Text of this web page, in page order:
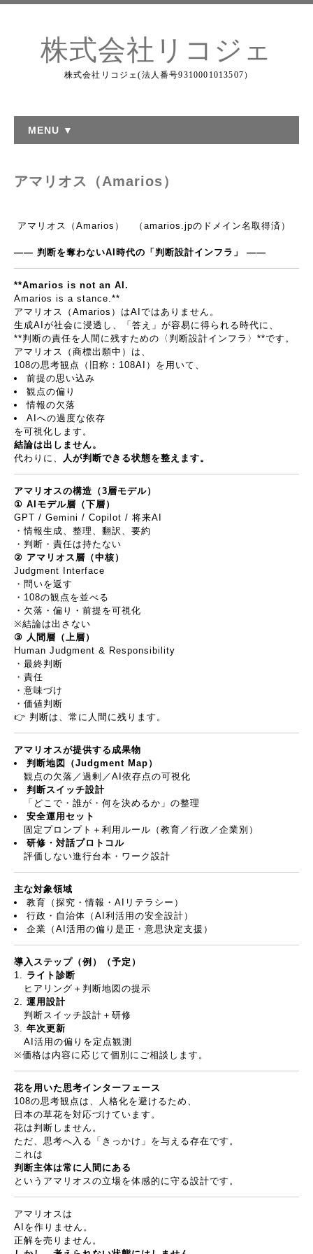
株式会社リコジェ
株式会社リコジェ(法人番号9310001013507）
MENU ▼
アマリオス（Amarios）
アマリオス（ Amarios ） （amarios.jpのドメイン名取得済）
―― 判断を奪わないAI 時代の「判断設計インフラ」 ――
**Amarios is not an AI.
Amarios is a stance.**
アマリオス（ Amarios ）はAI ではありません。
生成AI が社会に浸透し、「答え」が容易に得られる時代に、
**判断の責任を人間に残すための〈判断設計インフラ〉 **です。
アマリオス（商標出願中）は、
108の思考観点（旧称： 108AI ）を用いて、
前提の思い込み
観点の偏り
情報の欠落
AI への過度な依存
を可視化します。
結論は出しません。
代わりに、 人が判断できる状態を整えます。
アマリオスの構造（3層モデル）
① AI モデル層（下層）
GPT / Gemini / Copilot / 将来AI
・情報生成、整理、翻訳、要約
・判断・責任は持たない
② アマリオス層（中核）
Judgment Interface
・問いを返す
・ 108の観点を並べる
・欠落・偏り・前提を可視化
※結論は出さない
③ 人間層（上層）
Human Judgment & Responsibility
・最終判断
・責任
・意味づけ
・価値判断
👉 判断は、常に人間に残ります。
アマリオスが提供する成果物
判断地図（Judgment Map ）
観点の欠落／過剰／ AI 依存点の可視化
判断スイッチ設計
「どこで・誰が・何を決めるか」の整理
安全運用セット
固定プロンプト＋利用ルール（教育／行政／企業別）
研修・対話プロトコル
評価しない進行台本・ワーク設計
主な対象領域
教育（探究・情報・ AI リテラシー）
行政・自治体（ AI 利活用の安全設計）
企業（ AI 活用の偏り是正・意思決定支援）
導入ステップ（例）（予定）
ライト診断
ヒアリング＋判断地図の提示
運用設計
判断スイッチ設計＋研修
年次更新
AI 活用の偏りを定点観測
※価格は内容に応じて個別にご相談します。
花を用いた思考インターフェース
108の思考観点は、人格化を避けるため、
日本の草花を対応づけています。
花は判断しません。
ただ、思考へ入る「きっかけ」を与える存在です。
これは
判断主体は常に人間にある
というアマリオスの立場を体感的に守る設計です。
アマリオスは
AI を作りません。
正解を売りません。